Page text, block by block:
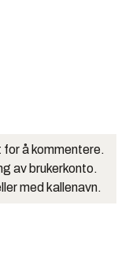
å kommentere.
av brukerkonto.
med kallenavn.